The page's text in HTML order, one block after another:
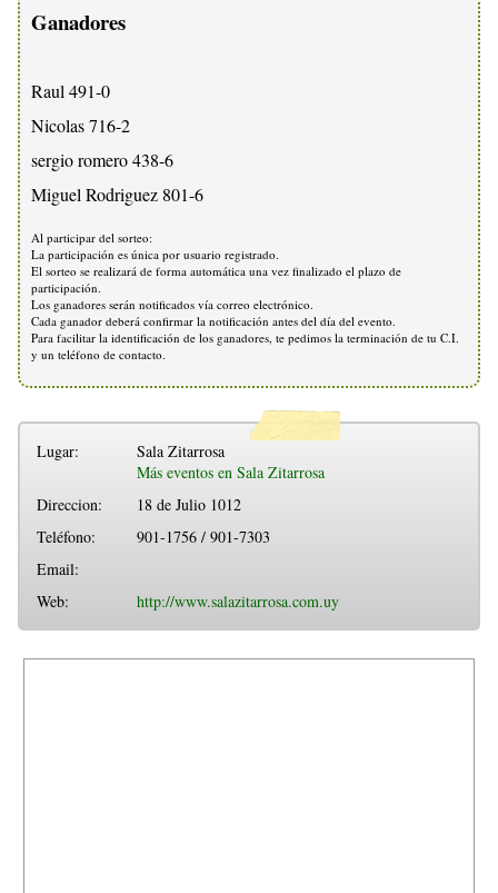
Ganadores
Raul 491-0
Nicolas 716-2
sergio romero 438-6
Miguel Rodriguez 801-6
Al participar del sorteo:
La participación es única por usuario registrado.
El sorteo se realizará de forma automática una vez finalizado el plazo de
participación.
Los ganadores serán notificados vía correo electrónico.
Cada ganador deberá confirmar la notificación antes del día del evento.
Para facilitar la identificación de los ganadores, te pedimos la terminación de tu C.I.
y un teléfono de contacto.
Lugar:
Sala Zitarrosa
Más eventos en Sala Zitarrosa
Direccion:
18 de Julio 1012
Teléfono:
901-1756 / 901-7303
Email:
Web:
http://www.salazitarrosa.com.uy